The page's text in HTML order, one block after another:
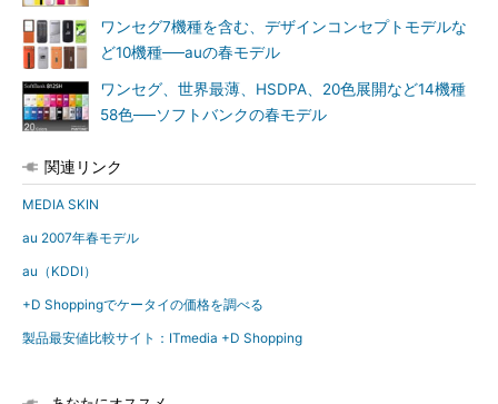
ワンセグ7機種を含む、デザインコンセプトモデルな
ど10機種──auの春モデル
ワンセグ、世界最薄、HSDPA、20色展開など14機種
58色──ソフトバンクの春モデル
関連リンク
MEDIA SKIN
au 2007年春モデル
au（KDDI）
+D Shoppingでケータイの価格を調べる
製品最安値比較サイト：ITmedia +D Shopping